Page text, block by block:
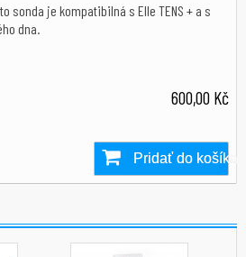
sonda je kompatibilná s Elle TENS + a s
dna.
600,00 Kč
Pridať do košíka
Skladom